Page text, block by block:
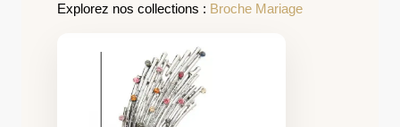
Explorez nos collections : Broche Mariage